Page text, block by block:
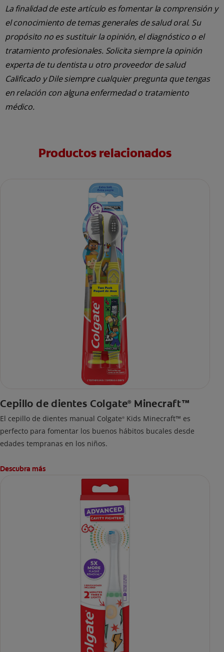
La finalidad de este artículo es fomentar la comprensión y
el conocimiento de temas generales de salud oral. Su
propósito no es sustituir la opinión, el diagnóstico o el
tratamiento profesionales. Solicita siempre la opinión
experta de tu dentista u otro proveedor de salud
Calificado y Dile siempre cualquier pregunta que tengas
en relación con alguna enfermedad o tratamiento
médico.
Productos relacionados
Cepillo de dientes Colgate® Minecraft™
El cepillo de dientes manual Colgate® Kids Minecraft™ es
perfecto para fomentar los buenos hábitos bucales desde
edades tempranas en los niños.
Descubra más